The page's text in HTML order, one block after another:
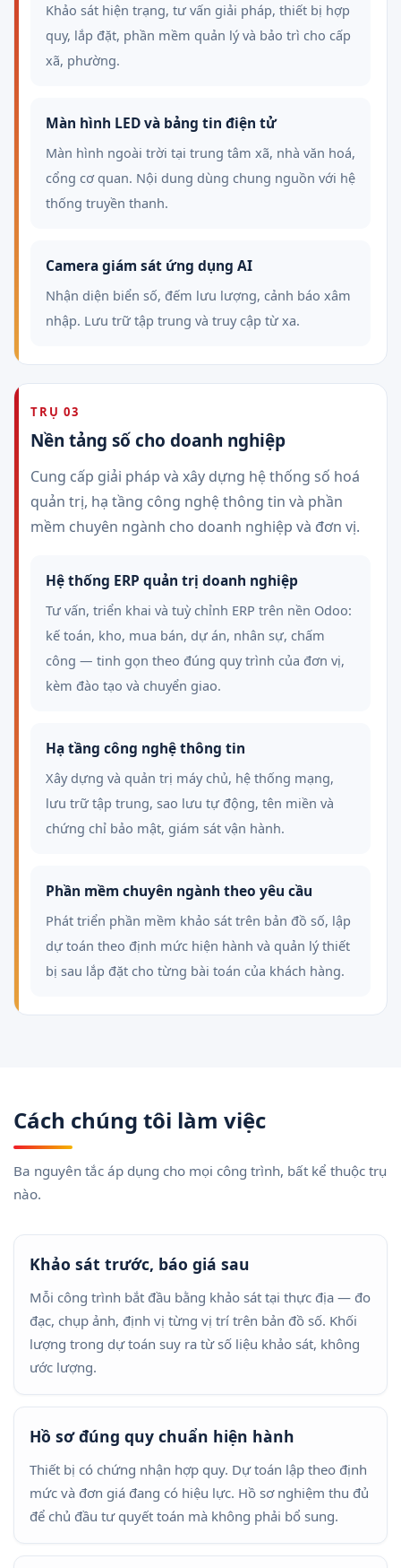
Khảo sát hiện trạng, tư vấn giải pháp, thiết bị hợp
quy, lắp đặt, phần mềm quản lý và bảo trì cho cấp
xã, phường.
Màn hình LED và bảng tin điện tử
Màn hình ngoài trời tại trung tâm xã, nhà văn hoá,
cổng cơ quan. Nội dung dùng chung nguồn với hệ
thống truyền thanh.
Camera giám sát ứng dụng AI
Nhận diện biển số, đếm lưu lượng, cảnh báo xâm
nhập. Lưu trữ tập trung và truy cập từ xa.
TRỤ 03
Nền tảng số cho doanh nghiệp
Cung cấp giải pháp và xây dựng hệ thống số hoá
quản trị, hạ tầng công nghệ thông tin và phần
mềm chuyên ngành cho doanh nghiệp và đơn vị.
Hệ thống ERP quản trị doanh nghiệp
Tư vấn, triển khai và tuỳ chỉnh ERP trên nền Odoo:
kế toán, kho, mua bán, dự án, nhân sự, chấm
công — tinh gọn theo đúng quy trình của đơn vị,
kèm đào tạo và chuyển giao.
Hạ tầng công nghệ thông tin
Xây dựng và quản trị máy chủ, hệ thống mạng,
lưu trữ tập trung, sao lưu tự động, tên miền và
chứng chỉ bảo mật, giám sát vận hành.
Phần mềm chuyên ngành theo yêu cầu
Phát triển phần mềm khảo sát trên bản đồ số, lập
dự toán theo định mức hiện hành và quản lý thiết
bị sau lắp đặt cho từng bài toán của khách hàng.
Cách chúng tôi làm việc
Ba nguyên tắc áp dụng cho mọi công trình, bất kể thuộc trụ
nào.
Khảo sát trước, báo giá sau
Mỗi công trình bắt đầu bằng khảo sát tại thực địa — đo
đạc, chụp ảnh, định vị từng vị trí trên bản đồ số. Khối
lượng trong dự toán suy ra từ số liệu khảo sát, không
ước lượng.
Hồ sơ đúng quy chuẩn hiện hành
Thiết bị có chứng nhận hợp quy. Dự toán lập theo định
mức và đơn giá đang có hiệu lực. Hồ sơ nghiệm thu đủ
để chủ đầu tư quyết toán mà không phải bổ sung.